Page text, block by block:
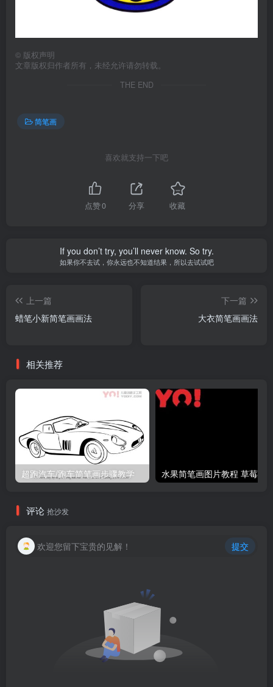
© 版权声明
文章版权归作者所有，未经允许请勿转载。
THE END
简笔画
喜欢就支持一下吧
点赞0 分享 收藏
If you don’t try, you’ll never know. So try.
如果你不去试，你永远也不知道结果，所以去试试吧
上一篇
蜡笔小新简笔画画法
下一篇
大衣简笔画画法
相关推荐
超跑汽车/跑车简笔画步骤教学
评论 抢沙发
欢迎您留下宝贵的见解！ 提交